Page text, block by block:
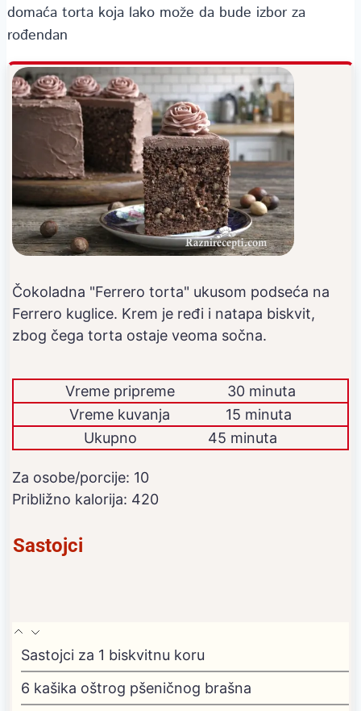
domaća torta koja lako može da bude izbor za
rođendan
Čokoladna "Ferrero torta" ukusom podseća na
Ferrero kuglice. Krem je ređi i natapa biskvit,
zbog čega torta ostaje veoma sočna.
Vreme pripreme
30 minuta
Vreme kuvanja
15 minuta
Ukupno
45 minuta
Za osobe/porcije: 10
Približno kalorija: 420
Sastojci
Sastojci za 1 biskvitnu koru
6 kašika oštrog pšeničnog brašna